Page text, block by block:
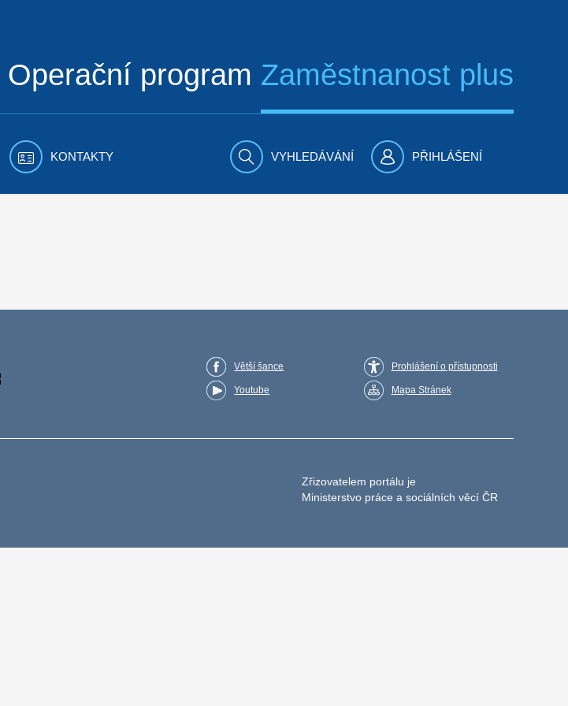
Operační program Zaměstnanost plus
KONTAKTY VYHLEDÁVÁNÍ PŘIHLÁŠENÍ
Větší šance
Youtube
Prohlášení o přístupnosti
Mapa Stránek
Zřizovatelem portálu je
Ministerstvo práce a sociálních věcí ČR